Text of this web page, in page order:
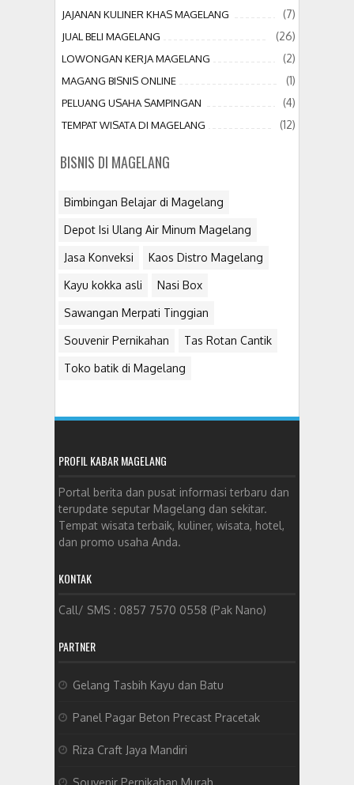
JAJANAN KULINER KHAS MAGELANG (7)
JUAL BELI MAGELANG (26)
LOWONGAN KERJA MAGELANG (2)
MAGANG BISNIS ONLINE (1)
PELUANG USAHA SAMPINGAN (4)
TEMPAT WISATA DI MAGELANG (12)
BISNIS DI MAGELANG
Bimbingan Belajar di Magelang
Depot Isi Ulang Air Minum Magelang
Jasa Konveksi Kaos Distro Magelang
Kayu kokka asli Nasi Box
Sawangan Merpati Tinggian
Souvenir Pernikahan Tas Rotan Cantik
Toko batik di Magelang
PROFIL KABAR MAGELANG
Portal berita dan pusat informasi terbaru dan
terupdate seputar Magelang dan sekitar.
Tempat wisata terbaik, kuliner, wisata, hotel,
dan promo usaha Anda.
KONTAK
Call/ SMS : 0857 7570 0558 (Pak Nano)
PARTNER
Gelang Tasbih Kayu dan Batu
Panel Pagar Beton Precast Pracetak
Riza Craft Jaya Mandiri
Souvenir Pernikahan Murah